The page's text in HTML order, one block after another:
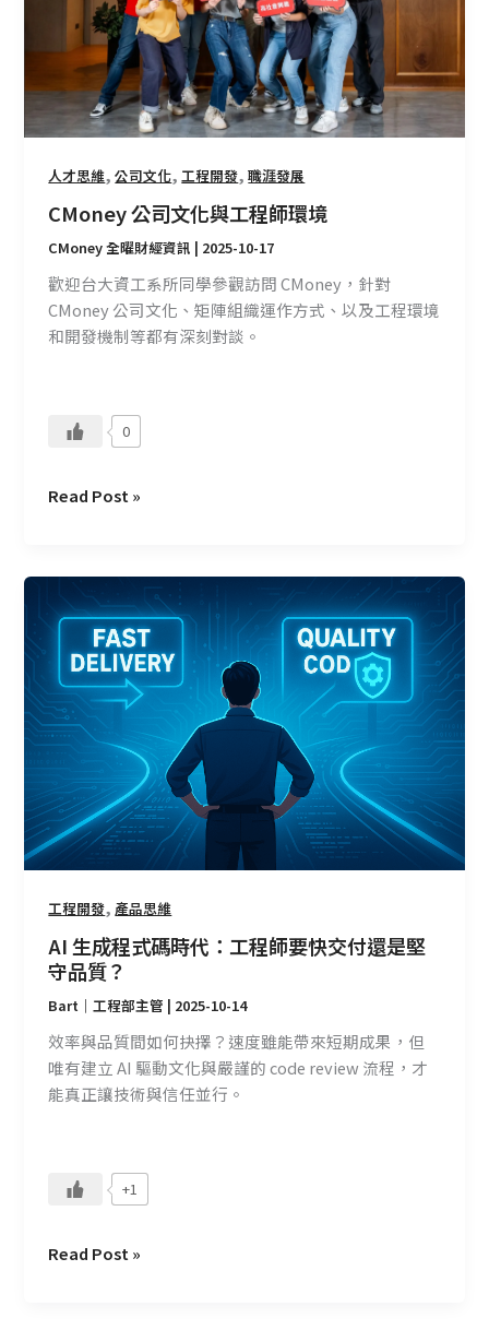
人才思維,公司文化, 工程開發,職涯發展
CMoney 公司文化與工程師環境
CMoney 全曜財經資訊 | 2025-10-17
歡迎台大資工系所同學參觀訪問 CMoney，針對
CMoney 公司文化、矩陣組織運作方式、以及工程環境
和開發機制等都有深刻對談。
0
程
環
境
Read Post »
工程開發, 產品思維
AI 生成程式碼時代：工程師要快交付還是堅
守品質？
Bart｜工程部主管 | 2025-10-14
效率與品質間如何抉擇？速度雖能帶來短期成果，但
唯有建立 AI 驅動文化與嚴謹的 code review 流程，才
能真正讓技術與信任並行。
+1
生
式
碼
時
工
程
師
要
快
付
還
是
堅
守
品
Read Post »